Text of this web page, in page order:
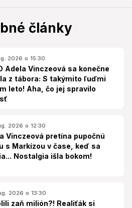
články
2026 o 15:30
Adela Vinczeová sa konečne
z tábora: S takýmito ľuďmi
leto! Aha, čo jej spravilo
2026 o 12:30
Vinczeová pretína pupočnú
s Markízou v čase, keď sa
Nostalgia išla bokom!
2026 o 13:30
zaň milión?! Realiťák si